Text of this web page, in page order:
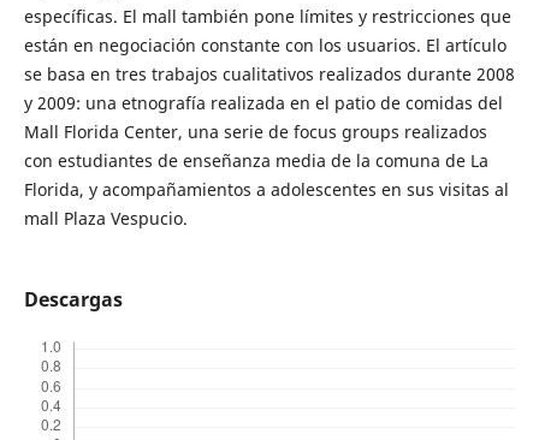
específicas. El mall también pone límites y restricciones que
están en negociación constante con los usuarios. El artículo
se basa en tres trabajos cualitativos realizados durante 2008
y 2009: una etnografía realizada en el patio de comidas del
Mall Florida Center, una serie de focus groups realizados
con estudiantes de enseñanza media de la comuna de La
Florida, y acompañamientos a adolescentes en sus visitas al
mall Plaza Vespucio.
Descargas